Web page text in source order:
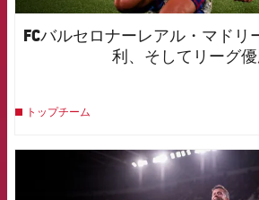
FCバルセロナーレアル・マドリ
利、そしてリーグ優
トップチーム
FCB